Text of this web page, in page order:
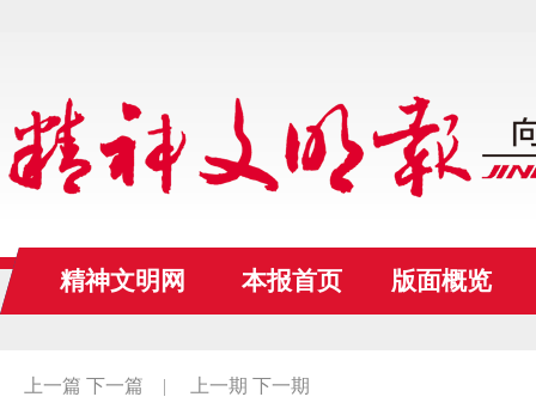
精神文明网 本报首页 版面概览
上一篇 下一篇 | 上一期 下一期